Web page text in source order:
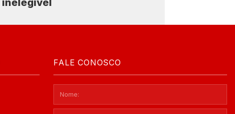
inelegível
FALE CONOSCO